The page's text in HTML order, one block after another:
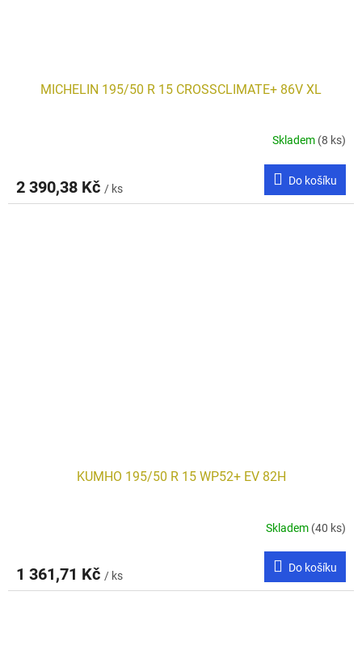
MICHELIN 195/50 R 15 CROSSCLIMATE+ 86V XL
Skladem (8 ks)
2 390,38 Kč / ks
Do košíku
KUMHO 195/50 R 15 WP52+ EV 82H
Skladem (40 ks)
1 361,71 Kč / ks
Do košíku